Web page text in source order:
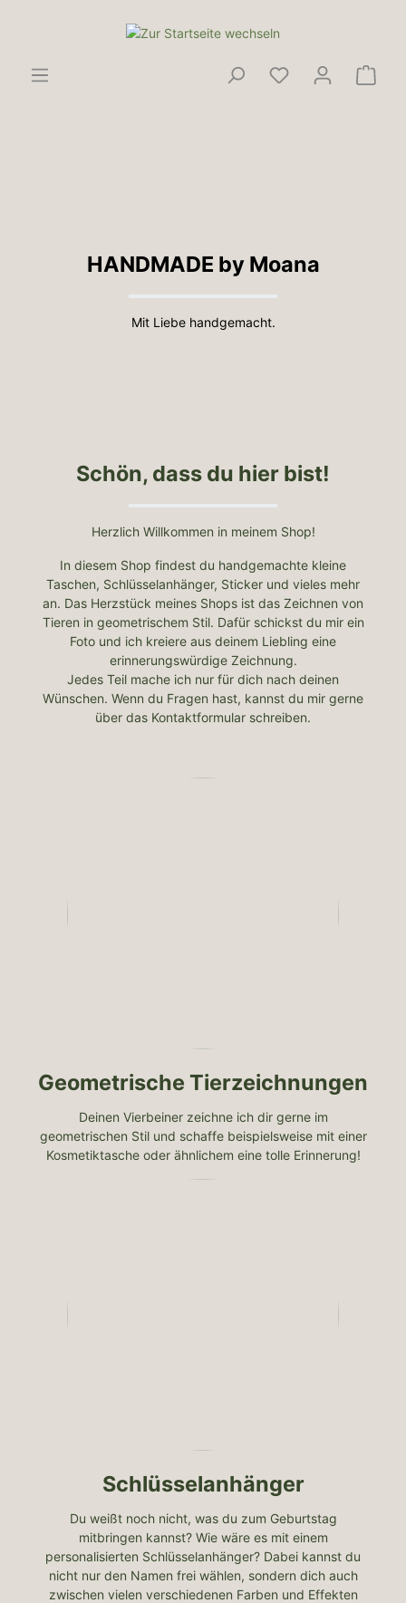
HANDMADE by Moana
Mit Liebe handgemacht.
Schön, dass du hier bist!
Herzlich Willkommen in meinem Shop!
In diesem Shop findest du handgemachte kleine
Taschen, Schlüsselanhänger, Sticker und vieles mehr
an. Das Herzstück meines Shops ist das Zeichnen von
Tieren in geometrischem Stil. Dafür schickst du mir ein
Foto und ich kreiere aus deinem Liebling eine
erinnerungswürdige Zeichnung.
Jedes Teil mache ich nur für dich nach deinen
Wünschen. Wenn du Fragen hast, kannst du mir gerne
über das Kontaktformular schreiben.
Geometrische Tierzeichnungen
Deinen Vierbeiner zeichne ich dir gerne im
geometrischen Stil und schaffe beispielsweise mit einer
Kosmetiktasche oder ähnlichem eine tolle Erinnerung!
Schlüsselanhänger
Du weißt noch nicht, was du zum Geburtstag
mitbringen kannst? Wie wäre es mit einem
personalisierten Schlüsselanhänger? Dabei kannst du
nicht nur den Namen frei wählen, sondern dich auch
zwischen vielen verschiedenen Farben und Effekten